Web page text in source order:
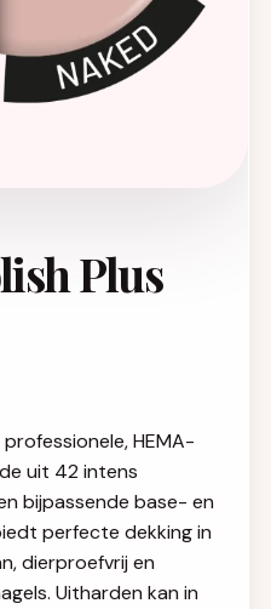
Plus
professionele, HEMA-
uit 42 intens
bijpassende base- en
perfecte dekking in
dierproefvrij en
Uitharden kan in